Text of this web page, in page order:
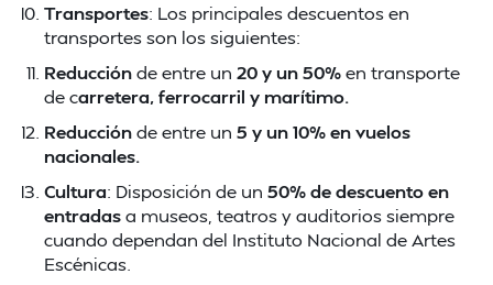
Transportes: Los principales descuentos en
transportes son los siguientes:
Reducciónde entre un 20 y un 50%en transporte
de carretera, ferrocarril y marítimo.
Reducciónde entre un 5 y un 10% en vuelos
nacionales.
Cultura: Disposición de un 50% de descuento en
entradasa museos, teatros y auditorios siempre
cuando dependan del Instituto Nacional de Artes
Escénicas.